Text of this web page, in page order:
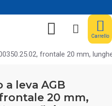
Carrello
frontale 20 mm,
a leva AGB
20 mm,